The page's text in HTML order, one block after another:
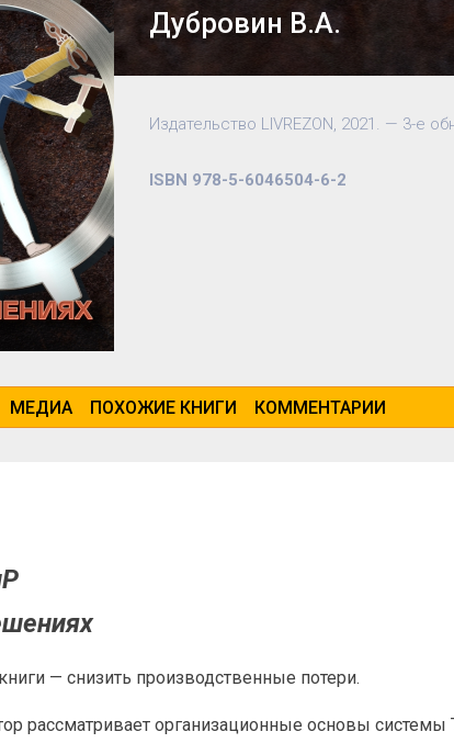
Дубровин В.А.
Издательство LIVREZON, 2021. — 3-е
ISBN 978-5-6046504-6-2
МЕДИА ПОХОЖИЕ КНИГИ КОММЕНТАРИИ
— снизить производственные потери.
рассматривает организационные основы